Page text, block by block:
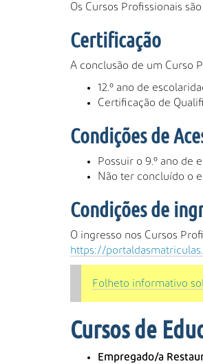
Os Cursos Profissionais
Certificação
A conclusão de um Curso
12.º ano de
Certificação de
Condições de
Possuir o 9.º ano de
Não ter concluído o
Condições de
O ingresso nos Cursos
https://
Folheto informativo
Cursos de
Empregado/a